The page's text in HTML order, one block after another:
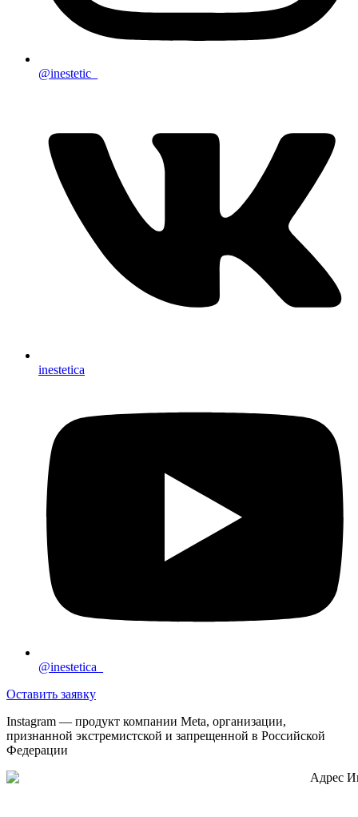
@inestetic_
inestetica
@inestetica_
Оставить заявку
Instagram — продукт компании Meta, организации,
признанной экстремистской и запрещенной в Российской
Федерации